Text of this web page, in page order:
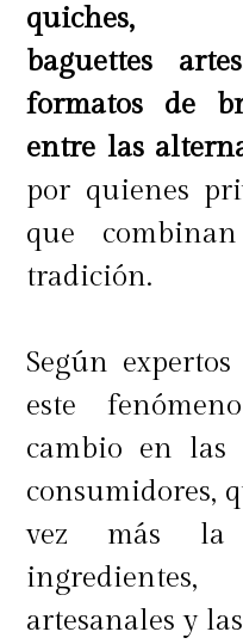
quiches,
baguettes
formatos de
entre las
por quienes
que
tradición.
Según
este
cambio en las
consumidores,
vez más la
artesanales y